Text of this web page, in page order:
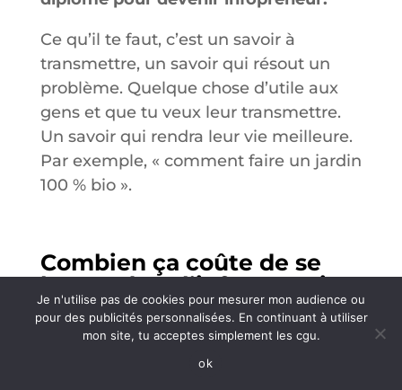
Ce qu’il te faut, c’est un savoir à
transmettre, un savoir qui résout un
problème. Quelque chose d’utile aux
gens et que tu veux leur transmettre.
Un savoir qui rendra leur vie meilleure.
Par exemple, « comment faire un jardin
100 % bio ».
Combien ça coûte de se
lancer dans l’infoprenariat
?
Il y a quelques années ça coutait
Je n'utilise pas de cookies pour mesurer mon audience ou
pour des publicités personnalisées. En continuant à utiliser
mon site, tu acceptes simplement les cgu.
ok